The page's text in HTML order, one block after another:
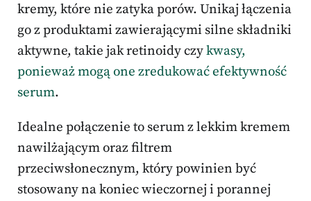
kremy, które nie zatyka porów. Unikaj łączenia
go z produktami zawierającymi silne składniki
aktywne, takie jak retinoidy czykwasy,
ponieważ mogą one zredukować efektywność
serum.
Idealne połączenie to serum z lekkim kremem
nawilżającym oraz filtrem
przeciwsłonecznym, który powinien być
stosowany na koniec wieczornej i porannej